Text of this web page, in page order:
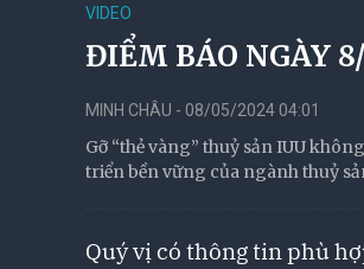
VIDEO
ĐIỂM BÁO NGÀY
MINH CHÂU - 08/05/2024 04:01
Gỡ “thẻ vàng” thuỷ sản IUU
triển bền vững của ngành thuỷ
Quý vị có thông tin phù